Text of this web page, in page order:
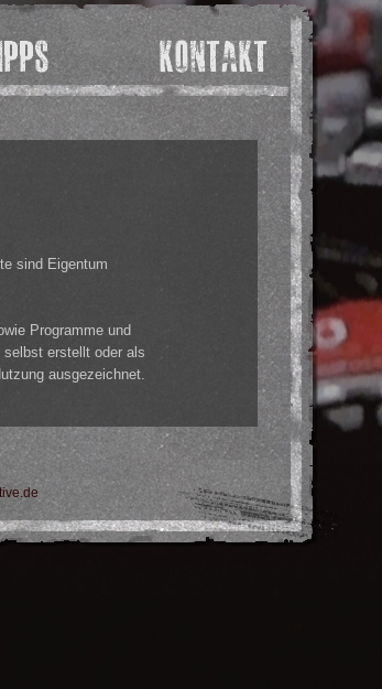
sind Eigentum
Programme und
selbst erstellt oder als
ausgezeichnet.